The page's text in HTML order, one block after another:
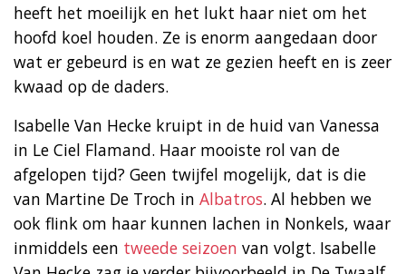
heeft het moeilijk en het lukt haar niet om het
hoofd koel houden. Ze is enorm aangedaan door
wat er gebeurd is en wat ze gezien heeft en is zeer
kwaad op de daders.
Isabelle Van Hecke kruipt in de huid van Vanessa
in Le Ciel Flamand. Haar mooiste rol van de
afgelopen tijd? Geen twijfel mogelijk, dat is die
van Martine De Troch in Albatros. Al hebben we
ook flink om haar kunnen lachen in Nonkels, waar
inmiddels een tweede seizoen van volgt. Isabelle